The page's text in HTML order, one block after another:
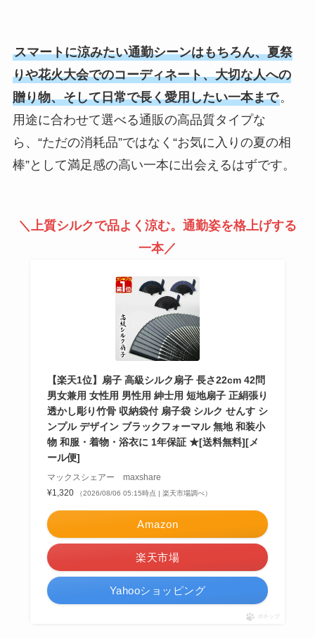
スマートに涼みたい通勤シーンはもちろん、夏祭
りや花火大会でのコーディネート、大切な人への
贈り物、そして日常で長く愛用したい一本まで。
用途に合わせて選べる通販の高品質タイプな
ら、“ただの消耗品”ではなく“お気に入りの夏の相
棒”として満足感の高い一本に出会えるはずです。
＼上質シルクで品よく涼む。通勤姿を格上げする
一本／
【楽天1位】扇子 高級シルク扇子 長さ22cm 42問
男女兼用 女性用 男性用 紳士用 短地扇子 正絹張り
透かし彫り竹骨 収納袋付 扇子袋 シルク せんす シ
ンプル デザイン ブラックフォーマル 無地 和装小
物 和服・着物・浴衣に 1年保証 ★[送料無料][メ
ール便]
マックスシェアー maxshare
¥1,320
（2026/08/06 05:15時点 | 楽天市場調べ）
Amazon
楽天市場
Yahooショッピング
ポチップ